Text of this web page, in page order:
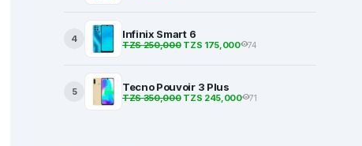
4 Infinix Smart 6
TZS 250,000TZS 175,000 74
5 Tecno Pouvoir 3 Plus
TZS 350,000TZS 245,000 71